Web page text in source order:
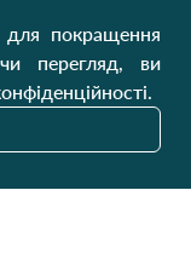
43000
покращення
перегляд, ви